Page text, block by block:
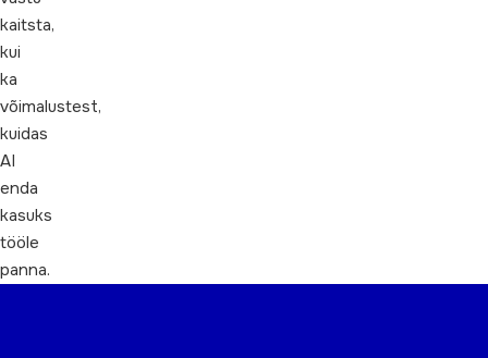
kaitsta,
kui
ka
võimalustest,
kuidas
AI
enda
kasuks
tööle
panna.